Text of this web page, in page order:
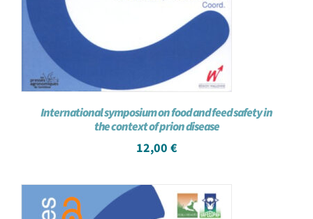
International symposium on food and feed safety in
the context of prion disease
12,00 €